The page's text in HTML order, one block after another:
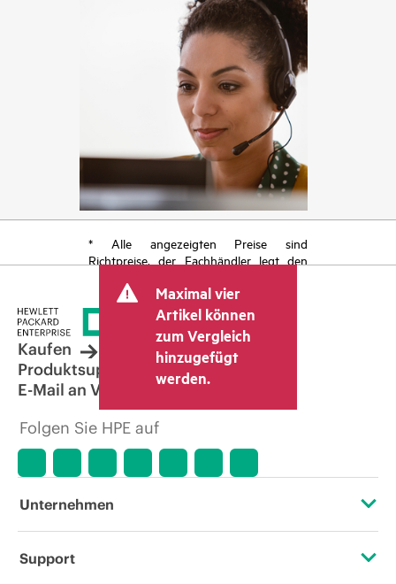
* Alle angezeigten Preise sind
Richtpreise, der Fachhändler legt den
kann weitere Gebühren wie
Mehrwertsteuer und Versandkosten
berücksichtigen. Der vom Fachhändler
festgelegte Transaktionspreis kann von
dem anderer Fachhändler und dem
angezeigten Richtpreis abweichen. Die
Richtpreise können zeitlich begrenzte
Sonderangebote enthalten. HPE behält
sich das Recht vor, jederzeit
Marktbedingungen, der Einstellung von
Produktverfügbarkeit, dem Ende der
Lebensdauer von Werbeaktionen und
Maximal vier
Artikel können
zum Vergleich
hinzugefügt
werden.
Kaufen
Produktsupport
E-Mail an Vertrieb
Folgen Sie HPE auf
Unternehmen
Über HPE
Support